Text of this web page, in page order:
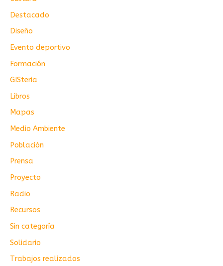
Destacado
Diseño
Evento deportivo
Formación
GISteria
Libros
Mapas
Medio Ambiente
Población
Prensa
Proyecto
Radio
Recursos
Sin categoría
Solidario
Trabajos realizados